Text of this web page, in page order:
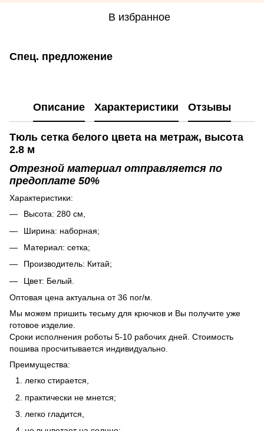
В избранное
Спец. предложение
Описание Характеристики Отзывы
Тюль сетка белого цвета на метраж, высота
2.8 м
Отрезной материал отправляется по
предоплате 50%
Характеристики:
Высота: 280 см,
Ширина: наборная;
Материал: сетка;
Производитель: Китай;
Цвет: Белый.
Оптовая цена актуальна от 36 пог/м.
Мы можем пришить тесьму для крючков и Вы получите уже
готовое изделие.
Сроки исполнения роботы 5-10 рабочих дней. Стоимость
пошива просчитывается индивидуально.
Преимущества:
легко стирается,
практически не мнется;
легко гладится,